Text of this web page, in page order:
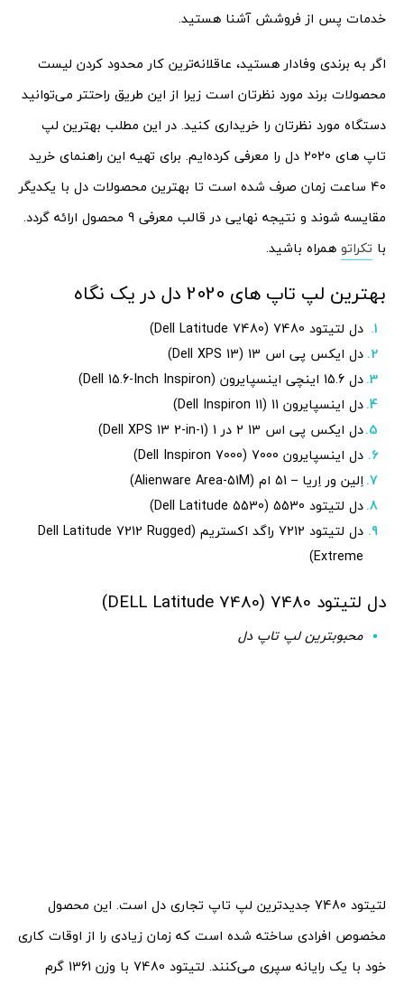
خدمات پس از فروشش آشنا هستید.
اگر به برندی وفادار هستید، عاقلانه‌ترین کار محدود کردن لیست
محصولات برند مورد نظرتان است زیرا از این طریق راحتتر می‌توانید
دستگاه مورد نظرتان را خریداری کنید. در این مطلب بهترین لپ
تاپ های 2020 دل را معرفی کرده‌ایم. برای تهیه این راهنمای خرید
40 ساعت زمان صرف شده است تا بهترین محصولات دل با یکدیگر
مقایسه شوند و نتیجه نهایی در قالب معرفی 9 محصول ارائه گردد.
با تکراتو همراه باشید.
بهترین لپ تاپ های 2020 دل در یک نگاه
دل لتیتود 7480 (Dell Latitude 7480)
دل ایکس پی اس 13 (Dell XPS 13)
دل 15.6 اینچی اینسپایرون (Dell 15.6-Inch Inspiron)
دل اینسپایرون 11 (Dell Inspiron 11)
دل ایکس پی اس 13 2 در 1 (Dell XPS 13 2-in-1)
دل اینسپایرون 7000 (Dell Inspiron 7000)
اِلین ور اِریا – 51 ام (Alienware Area-51M)
دل لتیتود 5530 (Dell Latitude 5530)
دل لتیتود 7212 راگد اکستریم (Dell Latitude 7212 Rugged
Extreme)
دل لتیتود 7480 (DELL Latitude 7480)
محبوبترین لپ تاپ دل
لتیتود 7480 جدیدترین لپ تاپ تجاری دل است. این محصول
مخصوص افرادی ساخته شده است که زمان زیادی را از اوقات کاری
خود با یک رایانه سپری می‌کنند. لتیتود 7480 با وزن 1361 گرم